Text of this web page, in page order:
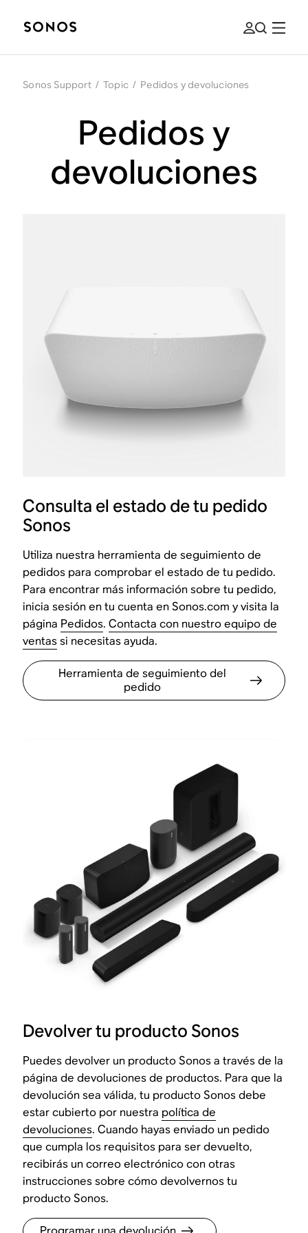
Sonos Support / Topic / Pedidos y devoluciones
Pedidos y
devoluciones
Consulta el estado de tu pedido
Sonos
Utiliza nuestra herramienta de seguimiento de
pedidos para comprobar el estado de tu pedido.
Para encontrar más información sobre tu pedido,
inicia sesión en tu cuenta en Sonos.com y visita la
página Pedidos.Contacta con nuestro equipo de
ventassi necesitas ayuda.
Herramienta de seguimiento del
pedido
Devolver tu producto Sonos
Puedes devolver un producto Sonos a través de la
página de devoluciones de productos. Para que la
devolución sea válida, tu producto Sonos debe
estar cubierto por nuestra política de
devoluciones. Cuando hayas enviado un pedido
que cumpla los requisitos para ser devuelto,
recibirás un correo electrónico con otras
instrucciones sobre cómo devolvernos tu
producto Sonos.